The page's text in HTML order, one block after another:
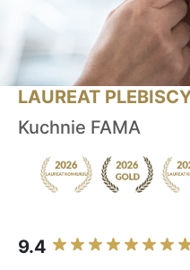
LAUREAT
Kuchnie FAMA
9.4